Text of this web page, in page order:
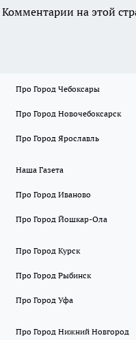
Комментарии на этой
Про Город Чебоксары
Про Город Новочебоксарск
Про Город Ярославль
Наша Газета
Про Город Иваново
Про Город Йошкар-Ола
Про Город Курск
Про Город Рыбинск
Про Город Уфа
Про Город Нижний Новгород